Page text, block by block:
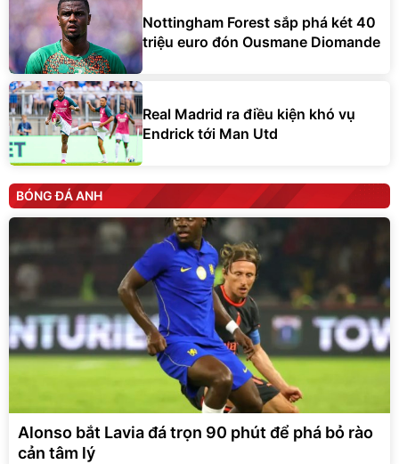
Nottingham Forest sắp phá két 40
triệu euro đón Ousmane Diomande
Real Madrid ra điều kiện khó vụ
Endrick tới Man Utd
BÓNG ĐÁ ANH
Alonso bắt Lavia đá trọn 90 phút để phá bỏ rào
cản tâm lý